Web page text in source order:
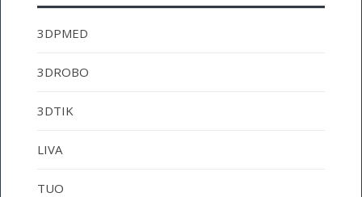
3DPMED
3DROBO
3DTIK
LIVA
TUO